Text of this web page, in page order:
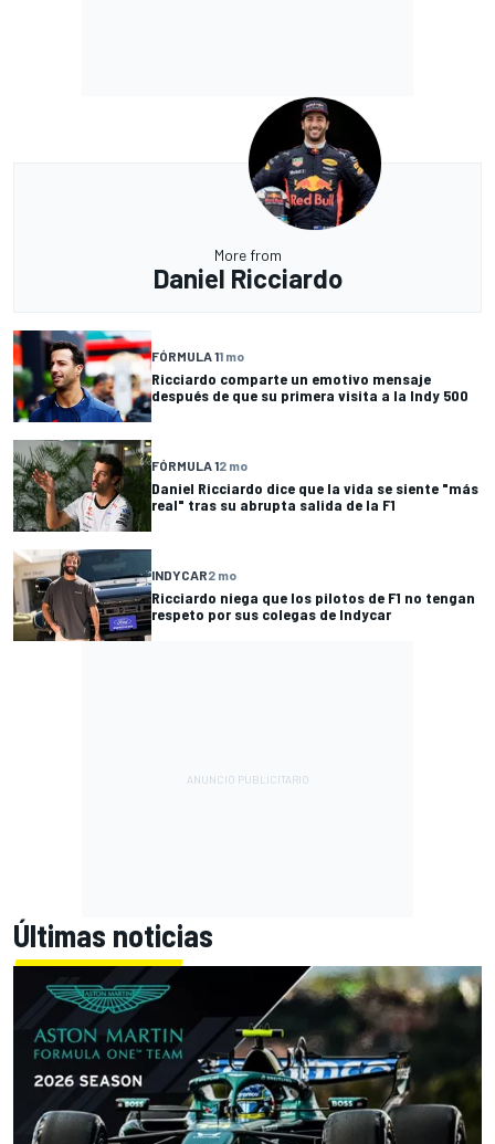
More from
Daniel Ricciardo
FÓRMULA 11 mo
Ricciardo comparte un emotivo mensaje
después de que su primera visita a la Indy 500
FÓRMULA 12 mo
Daniel Ricciardo dice que la vida se siente "más
real" tras su abrupta salida de la F1
INDYCAR2 mo
Ricciardo niega que los pilotos de F1 no tengan
respeto por sus colegas de Indycar
Últimas noticias